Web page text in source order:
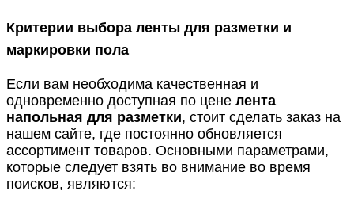
Критерии выбора ленты для разметки и
маркировки пола
Если вам необходима качественная и
одновременно доступная по цене лента
напольная для разметки, стоит сделать заказ на
нашем сайте, где постоянно обновляется
ассортимент товаров. Основными параметрами,
которые следует взять во внимание во время
поисков, являются: